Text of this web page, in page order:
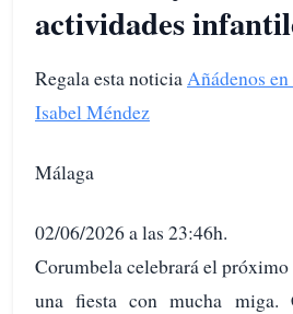
actividades
Regala esta noticia Añádenos
Isabel Méndez
Málaga
02/06/2026 a las 23:46h.
Corumbela celebrará el
una fiesta con mucha miga.